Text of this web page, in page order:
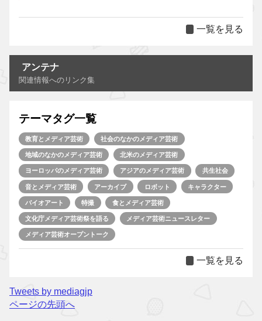
一覧を見る
アンテナ
関連情報へのリンク集
テーマタグ一覧
教育とメディア芸術 社会のなかのメディア芸術
地域のなかのメディア芸術 北米のメディア芸術
ヨーロッパのメディア芸術 アジアのメディア芸術 共生社会
音とメディア芸術 アーカイブ ロボット キャラクター
バイオアート 特撮 食とメディア芸術
文化庁メディア芸術祭を語る メディア芸術ニュースレター
メディア芸術オープントーク
一覧を見る
Tweets by mediagjp
ページの先頭へ